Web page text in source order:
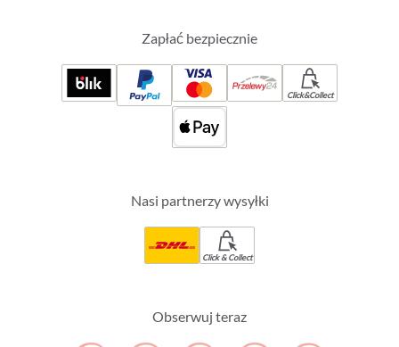
Zapłać bezpiecznie
Click&Collect
Nasi partnerzy wysyłki
Click & Collect
Obserwuj teraz